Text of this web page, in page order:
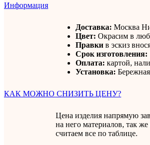
Информация
Доставка: Москва
Цвет: Окрасим в
Правки в эскиз
Срок изготовления:
Оплата: картой,
Установка:
КАК МОЖНО СНИЗИТЬ ЦЕНУ?
Цена изделия напрямую
на него материалов, так
считаем все по таблице.